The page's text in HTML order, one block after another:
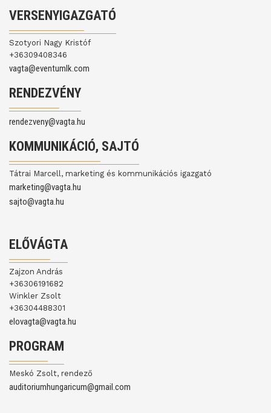
VERSENYIGAZGATÓ
Szotyori Nagy Kristóf
+36309408346
vagta@eventumlk.com
RENDEZVÉNY
rendezveny@vagta.hu
KOMMUNIKÁCIÓ, SAJTÓ
Tátrai Marcell, marketing és kommunikációs igazgató
marketing@vagta.hu
sajto@vagta.hu
ELŐVÁGTA
Zajzon András
+36306191682
Winkler Zsolt
+36304488301
elovagta@vagta.hu
PROGRAM
Meskó Zsolt, rendező
auditoriumhungaricum@gmail.com